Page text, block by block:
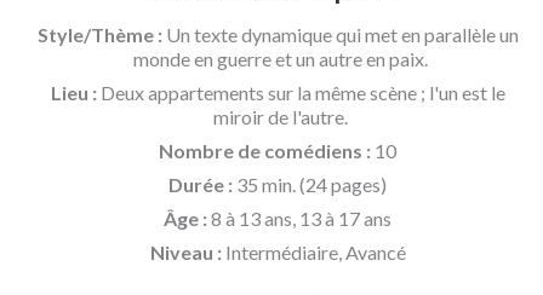
Style/Thème : Un texte dynamique qui met en parallèle un
monde en guerre et un autre en paix.
Lieu : Deux appartements sur la même scène ; l'un est le
miroir de l'autre.
Nombre de comédiens : 10
Durée : 35 min. (24 pages)
Âge : 8 à 13 ans, 13 à 17 ans
Niveau : Intermédiaire, Avancé